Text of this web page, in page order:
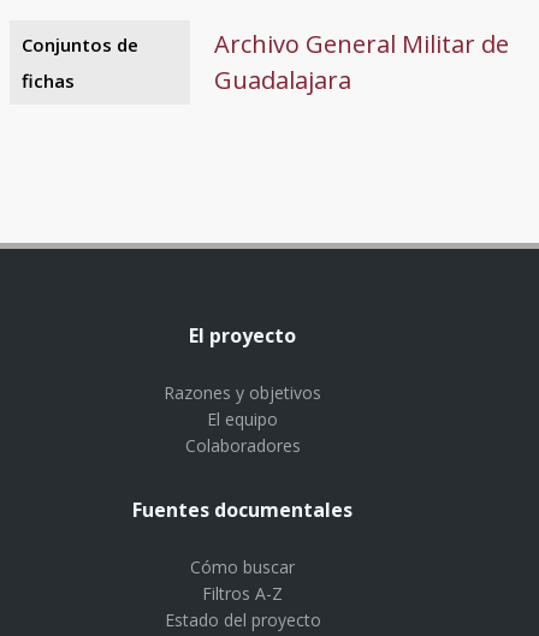
Conjuntos de
fichas
Archivo General Militar de
Guadalajara
El proyecto
Razones y objetivos
El equipo
Colaboradores
Fuentes documentales
Cómo buscar
Filtros A-Z
Estado del proyecto